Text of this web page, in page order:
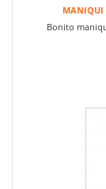
MANIQUI
Bonito